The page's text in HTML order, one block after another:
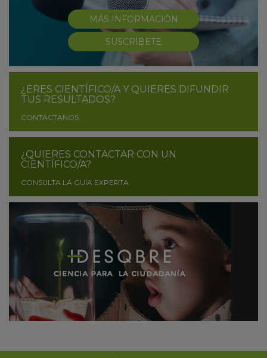
MÁS INFORMACIÓN
SUSCRÍBETE
¿ERES CIENTÍFICO/A Y QUIERES DIFUNDIR
TUS RESULTADOS?
CONTÁCTANOS
¿QUIERES CONTACTAR CON UN
CIENTÍFICO/A?
CONSULTA LA GUÍA EXPERTA